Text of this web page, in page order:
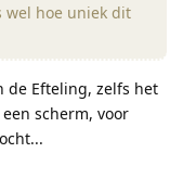
wel hoe uniek dit
de Efteling, zelfs het
scherm, voor